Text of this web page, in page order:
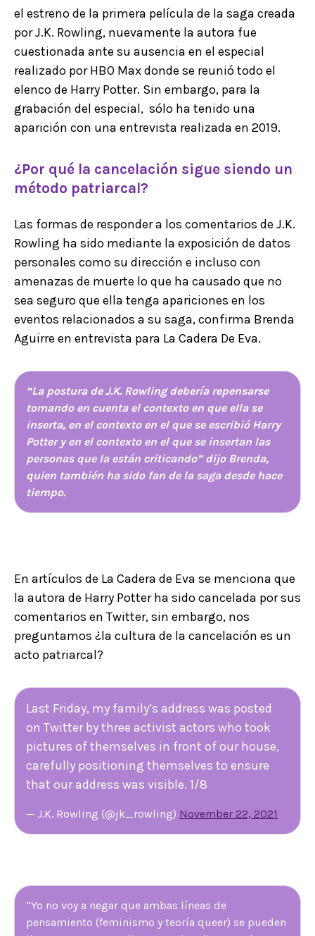
el estreno de la primera película de la saga creada
por J.K. Rowling, nuevamente la autora fue
cuestionada ante su ausencia en el especial
realizado por HBO Max donde se reunió todo el
elenco de Harry Potter. Sin embargo, para la
grabación del especial, sólo ha tenido una
aparición con una entrevista realizada en 2019.
¿Por qué la cancelación sigue siendo un
método patriarcal?
Las formas de responder a los comentarios de J.K.
Rowling ha sido mediante la exposición de datos
personales como su dirección e incluso con
amenazas de muerte lo que ha causado que no
sea seguro que ella tenga apariciones en los
eventos relacionados a su saga, confirma Brenda
Aguirre en entrevista para La Cadera De Eva.
“La postura de J.K. Rowling debería repensarse
tomando en cuenta el contexto en que ella se
inserta, en el contexto en el que se escribió Harry
Potter y en el contexto en el que se insertan las
personas que la están criticando” dijo Brenda,
quien también ha sido fan de la saga desde hace
tiempo.
En artículos de La Cadera de Eva se menciona que
la autora de Harry Potter ha sido cancelada por sus
comentarios en Twitter, sin embargo, nos
preguntamos ¿la cultura de la cancelación es un
acto patriarcal?
Last Friday, my family’s address was posted
on Twitter by three activist actors who took
pictures of themselves in front of our house,
carefully positioning themselves to ensure
that our address was visible. 1/8
— J.K. Rowling (@jk_rowling) November 22, 2021
“Yo no voy a negar que ambas líneas de
pensamiento (feminismo y teoría queer) se pueden